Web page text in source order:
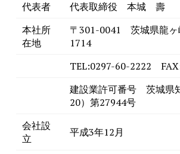
代表者
代表取締役 本城 壽
本社所
在地
〒301-0041 茨城県龍ヶ
1714
TEL:0297-60-2222
建設業許可番号 茨城県
20）第27944号
会社設
立
平成3年12月